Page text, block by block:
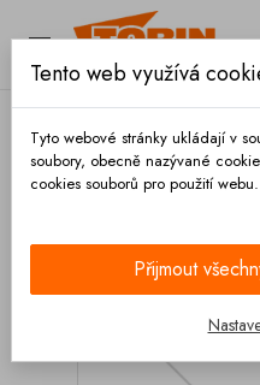

Tento web využívá
Tyto webové stránky ukládají v
soubory, obecně nazývané
cookies souborů pro použití webu.
Přijmout